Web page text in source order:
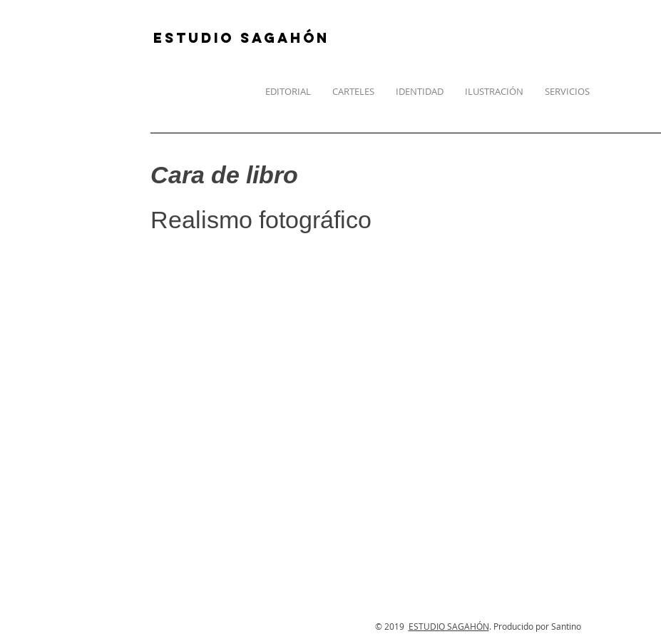
ESTUDIO SAGAHÓN
EDITORIAL CARTELES IDENTIDAD ILUSTRACIÓN SERVICIOS
Cara de libro
Realismo fotográfico
© 2019 ESTUDIO SAGAHÓN. Producido por Santino